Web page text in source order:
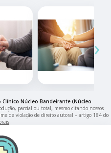
›
Clínico Núcleo Bandeirante (Núcleo
parcial ou total, mesmo citando nossos
de violação de direito autoral – artigo 184 do
.